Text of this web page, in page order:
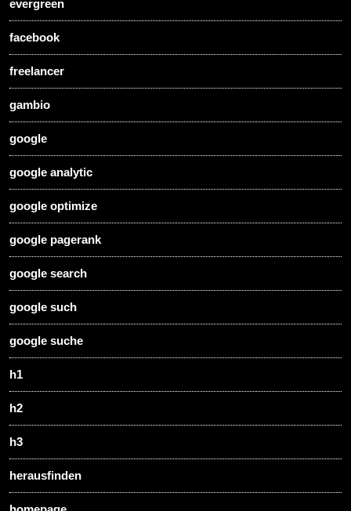
evergreen
facebook
freelancer
gambio
google
google analytic
google optimize
google pagerank
google search
google such
google suche
h1
h2
h3
herausfinden